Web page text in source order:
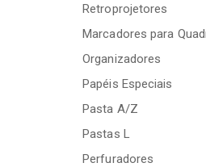
Retroprojetores
Marcadores para
Organizadores
Papéis Especiais
Pasta A/Z
Pastas L
Perfuradores